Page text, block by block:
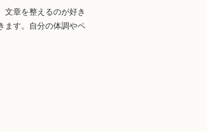
文章を整えるのが好き
ます。自分の体調やペ